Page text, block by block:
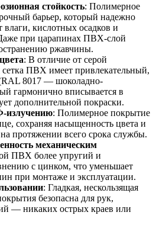
стойкость: Полимерное
барьер, который надежно
влаги, кислотных осадков и
при царапинах ПВХ-слой
ржавчины.
: В отличие от серой
сетка ПВХ имеет привлекательный,
8017 — шоколадно-
гармонично вписывается в
дополнительной покраски.
излучению: Полимерное покрытие
сохраняя насыщенность цвета и
протяжении всего срока службы.
механическим
ПВХ более упругий и
с цинком, что уменьшает
при монтаже и эксплуатации.
: Гладкая, нескользящая
безопасна для рук,
— никаких острых краев или